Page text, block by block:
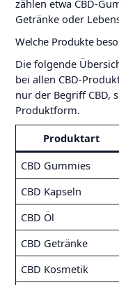
zählen etwa CBD-
Getränke oder
Welche Produkte
Die folgende
bei allen CBD-
nur der Begriff CBD,
Produktform.
Produktart
CBD Gummies
CBD Kapseln
CBD Öl
CBD Getränke
CBD Kosmetik